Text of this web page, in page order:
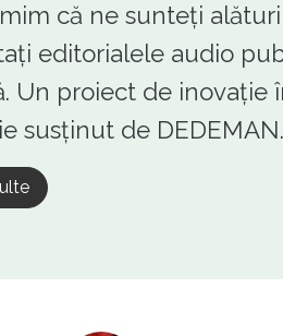
că ne sunteți
editorialele audio
Un proiect de inovație
susținut de DEDEMAN.